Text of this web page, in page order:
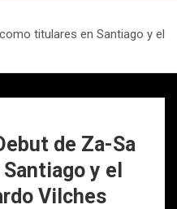
titulares en Santiago y el
de Za-Sa
y el
Vilches